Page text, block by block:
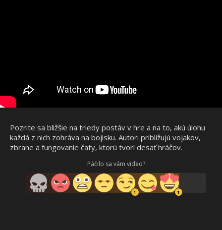
Pozrite sa bližšie na triedy postáv v hre a na to, akú úlohu
každá z nich zohráva na bojisku. Autori približujú vojakov,
zbrane a fungovanie čaty, ktorú tvorí desať hráčov.
Páčilo sa vám video?